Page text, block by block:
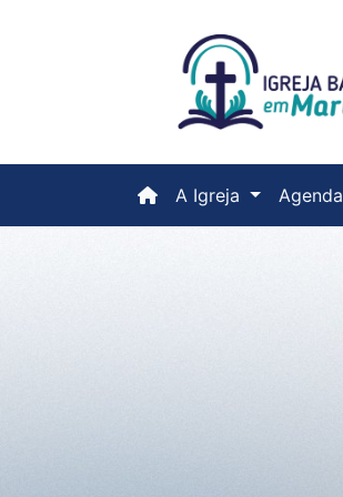
(current)
A Igreja Agenda